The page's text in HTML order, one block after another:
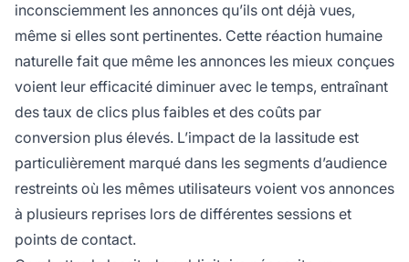
inconsciemment les annonces qu’ils ont déjà vues,
même si elles sont pertinentes. Cette réaction humaine
naturelle fait que même les annonces les mieux conçues
voient leur efficacité diminuer avec le temps, entraînant
des taux de clics plus faibles et des coûts par
conversion plus élevés. L’impact de la lassitude est
particulièrement marqué dans les segments d’audience
restreints où les mêmes utilisateurs voient vos annonces
à plusieurs reprises lors de différentes sessions et
points de contact.